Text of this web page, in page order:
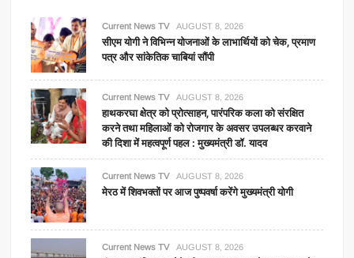
Current News TV AUGUST 8, 2026
सीएम योगी ने विभिन्न योजनाओं के लाभार्थियों को चेक, प्रमाण
पत्र और सांकेतिक चाबियां सौंपी
Current News TV AUGUST 8, 2026
हाथकरघा क्षेत्र को प्रोत्साहन, पारंपरिक कला को संरक्षित
करने तथा महिलाओं को रोजगार के अवसर उपलब्धर करवाने
की दिशा में महत्वपूर्ण पहल : मुख्यमंत्री डॉ. यादव
Current News TV AUGUST 8, 2026
मेरठ में शिवभक्तों पर आज पुष्पवर्षा करेंगे मुख्यमंत्री योगी
Current News TV AUGUST 8, 2026